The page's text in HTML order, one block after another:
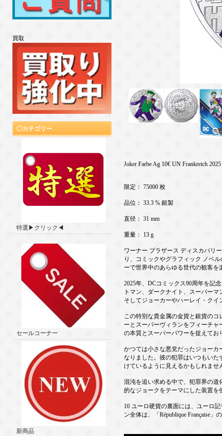
買取
カテゴリー
特選▶クリック◀
セールコーナー
新商品
Joker Farbe Ag 10€ UN Frankreich 2025
限定： 75000 枚
品位： 33.3 % 銀製
直径： 31 mm
重量： 13 g
ワーナー ブラザース ディスカバリ
り、コミックやグラフィック ノベ
ーで世界中のあらゆる世代の観客を
2025年、DCコミックス90周年を記
トマン、ダークナイト、スーパー
そしてジョーカーやハーレイ・ク
この特別な貴金属の金貨と銀貨の
ーとスーパーヴィランをフィーチ
の本質とスーパーパワーを捉えて
かつては小さな悪党だったジョー
なりました。彼の犯罪はいつもい
けているように見えるかもしれま
混沌を追い求める中で、犯罪界の
的なジョークをテーマにした装置を
10 ユーロ硬貨の裏面には、ユーロ
ン全体は、「République Française